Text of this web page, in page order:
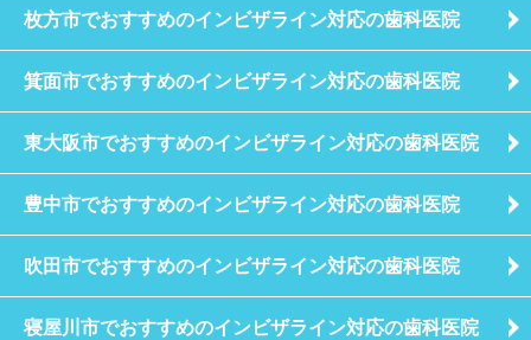
枚方市でおすすめのインビザライン対応の歯科医院
箕面市でおすすめのインビザライン対応の歯科医院
東大阪市でおすすめのインビザライン対応の歯科医院
豊中市でおすすめのインビザライン対応の歯科医院
吹田市でおすすめのインビザライン対応の歯科医院
寝屋川市でおすすめのインビザライン対応の歯科医院